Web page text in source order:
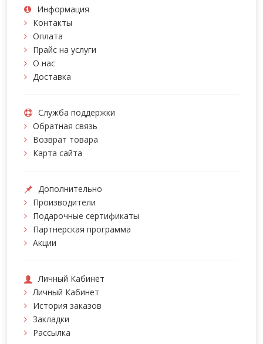
Информация
Контакты
Оплата
Прайс на услуги
О нас
Доставка
Служба поддержки
Обратная связь
Возврат товара
Карта сайта
Дополнительно
Производители
Подарочные сертификаты
Партнерская программа
Акции
Личный Кабинет
Личный Кабинет
История заказов
Закладки
Рассылка